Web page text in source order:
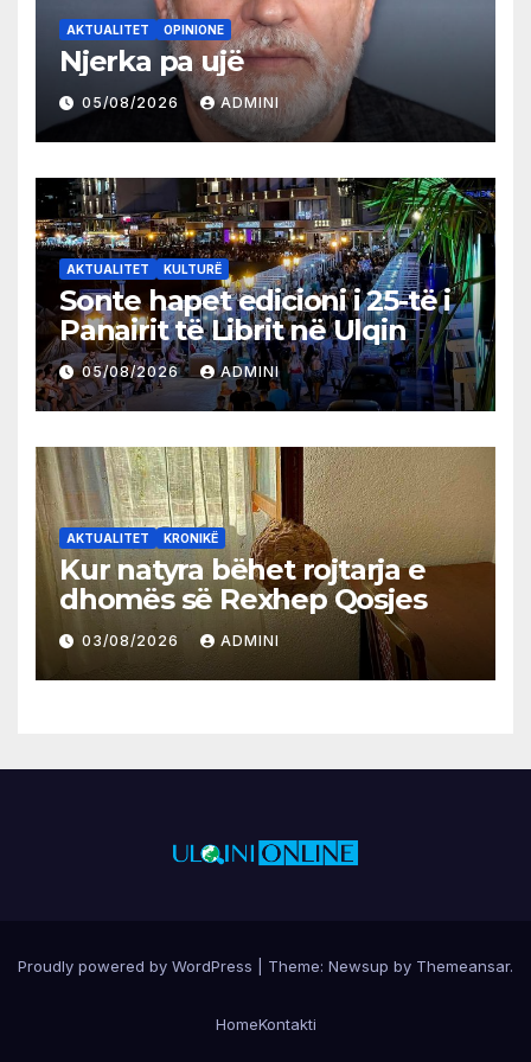
AKTUALITET OPINIONE
Njerka pa ujë
05/08/2026 ADMINI
AKTUALITET KULTURË
Sonte hapet edicioni i 25-të i
Panairit të Librit në Ulqin
05/08/2026 ADMINI
AKTUALITET KRONIKË
Kur natyra bëhet rojtarja e
dhomës së Rexhep Qosjes
03/08/2026 ADMINI
Proudly powered by WordPress Theme: Newsup by Themeansar.
HomeKontakti